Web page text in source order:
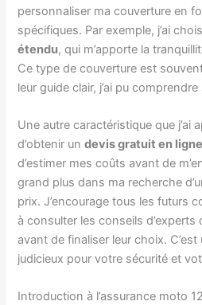
personnaliser ma couverture en
spécifiques. Par exemple, j’ai
étendu, qui m’apporte la
Ce type de couverture est
leur guide clair, j’ai pu
Une autre caractéristique que j’ai
d’obtenir undevis gratuit en ligne
d’estimer mes coûts avant de
grand plus dans ma recherche
prix. J’encourage tous les futurs
à consulter les conseils d’experts
avant de finaliser leur choix.
judicieux pour votre sécurité et
Introduction à l’assurance moto